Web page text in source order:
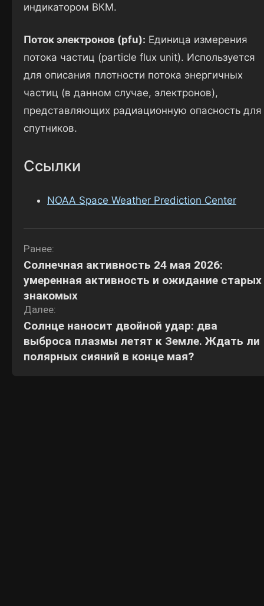
индикатором ВКМ.
Поток электронов (pfu): Единица измерения
потока частиц (particle flux unit). Используется
для описания плотности потока энергичных
частиц (в данном случае, электронов),
представляющих радиационную опасность для
спутников.
Ссылки
NOAA Space Weather Prediction Center
Навигация
по
записям
Ранее:
Солнечная активность 24 мая 2026:
умеренная активность и ожидание старых
знакомых
Далее:
Солнце наносит двойной удар: два
выброса плазмы летят к Земле. Ждать ли
полярных сияний в конце мая?